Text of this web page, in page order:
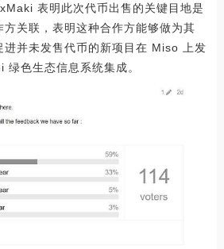
表明此次代币出售的关键目地是
关联，表明这种合作方能够做为其
进并未发售代币的新项目在 Miso 上发
色生态信息系统集成。